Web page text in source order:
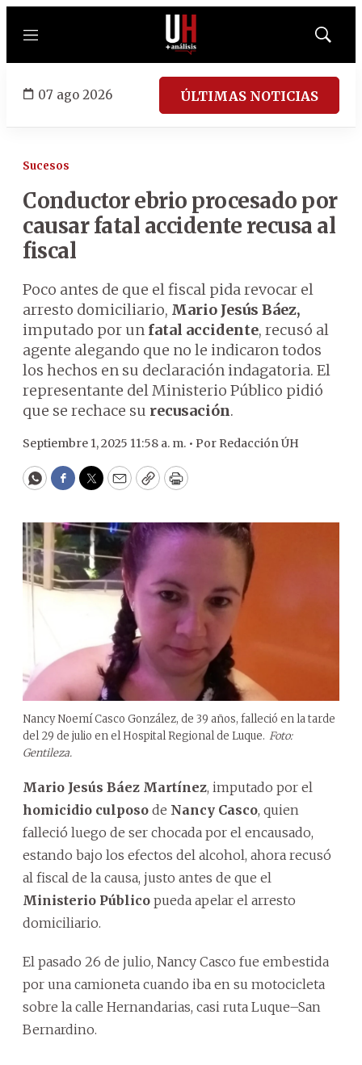
Menú
Mostrar
07 ago 2026 ÚLTIMAS NOTICIAS
Sucesos
Conductor ebrio procesado por
causar fatal accidente recusa al
fiscal
Poco antes de que el fiscal pida revocar el
arresto domiciliario, Mario Jesús Báez,
imputado por un fatal accidente, recusó al
agente alegando que no le indicaron todos
los hechos en su declaración indagatoria. El
representante del Ministerio Público pidió
que se rechace su recusación.
Septiembre 1, 2025 11:58 a. m. • Por Redacción ÚH
WhatsApp
Facebook
Twitter
EmailCopyPrint
Nancy Noemí Casco González, de 39 años, falleció en la tarde
del 29 de julio en el Hospital Regional de Luque. Foto:
Gentileza.
Mario Jesús Báez Martínez, imputado por el
homicidio culposo de Nancy Casco, quien
falleció luego de ser chocada por el encausado,
estando bajo los efectos del alcohol, ahora recusó
al fiscal de la causa, justo antes de que el
Ministerio Público pueda apelar el arresto
domiciliario.
El pasado 26 de julio, Nancy Casco fue embestida
por una camioneta cuando iba en su motocicleta
sobre la calle Hernandarias, casi ruta Luque–San
Bernardino.